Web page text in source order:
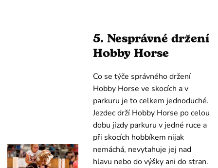
5. Nesprávné držení
Hobby Horse
Co se týče správného držení
Hobby Horse ve skocích a v
parkuru je to celkem jednoduché.
Jezdec drží Hobby Horse po celou
dobu jízdy parkuru v jedné ruce a
při skocích hobbíkem nijak
nemáchá, nevytahuje jej nad
hlavu nebo do výšky ani do stran.